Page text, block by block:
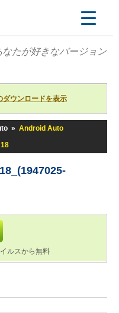
なたが好きなバージョン
ダウンロードを表示
» Android Auto
ルスから無料